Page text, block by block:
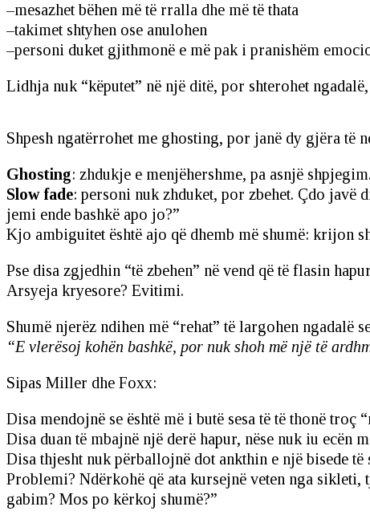
–mesazhet bëhen më të rralla dhe më të thata
–takimet shtyhen ose anulohen
–personi duket gjithmonë e më pak i pranishëm
Lidhja nuk “këputet” në një ditë, por shterohet
Shpesh ngatërrohet me ghosting, por janë dy gjëra të
Ghosting: zhdukje e menjëhershme, pa asnjë
Slow fade: personi nuk zhduket, por zbehet. Çdo javë
jemi ende bashkë apo jo?”
Kjo ambiguitet është ajo që dhemb më shumë: krijon
Pse disa zgjedhin “të zbehen” në vend që të flasin
Arsyeja kryesore? Evitimi.
Shumë njerëz ndihen më “rehat” të largohen ngadalë
“E vlerësoj kohën bashkë, por nuk shoh më një të
Sipas Miller dhe Foxx:
Disa mendojnë se është më i butë sesa të të thonë troç
Disa duan të mbajnë një derë hapur, nëse nuk iu ecën
Disa thjesht nuk përballojnë dot ankthin e një bisede
Problemi? Ndërkohë që ata kursejnë veten nga
gabim? Mos po kërkoj shumë?”